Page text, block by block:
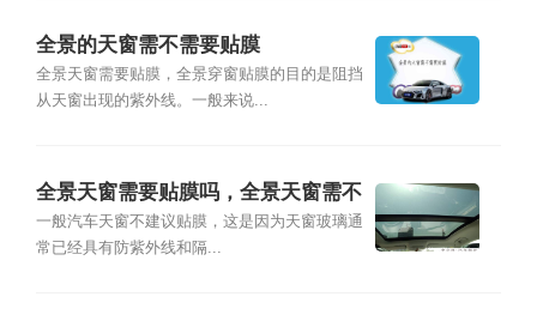
全景的天窗需不需要贴膜
全景天窗需要贴膜，全景穿窗贴膜的目的是阻挡
从天窗出现的紫外线。一般来说...
全景天窗需要贴膜吗，全景天窗需不
需要贴膜
一般汽车天窗不建议贴膜，这是因为天窗玻璃通
常已经具有防紫外线和隔...